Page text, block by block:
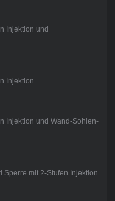
Injektion und
Injektion
Injektion und Wand-Sohlen-
mit 2-Stufen Injektion